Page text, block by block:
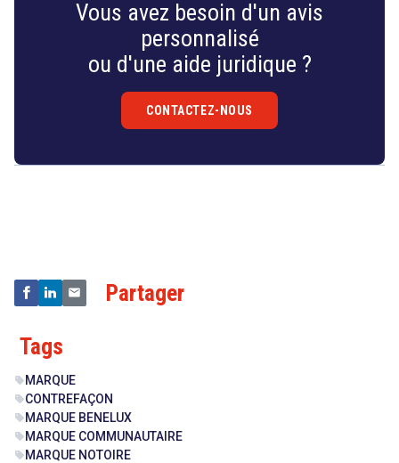
Vous avez besoin d'un avis
personnalisé
ou d'une aide juridique ?
CONTACTEZ-NOUS
Partager
Tags
sell MARQUE
sellCONTREFAÇON
sell MARQUE BENELUX
sell MARQUE COMMUNAUTAIRE
sell MARQUE NOTOIRE